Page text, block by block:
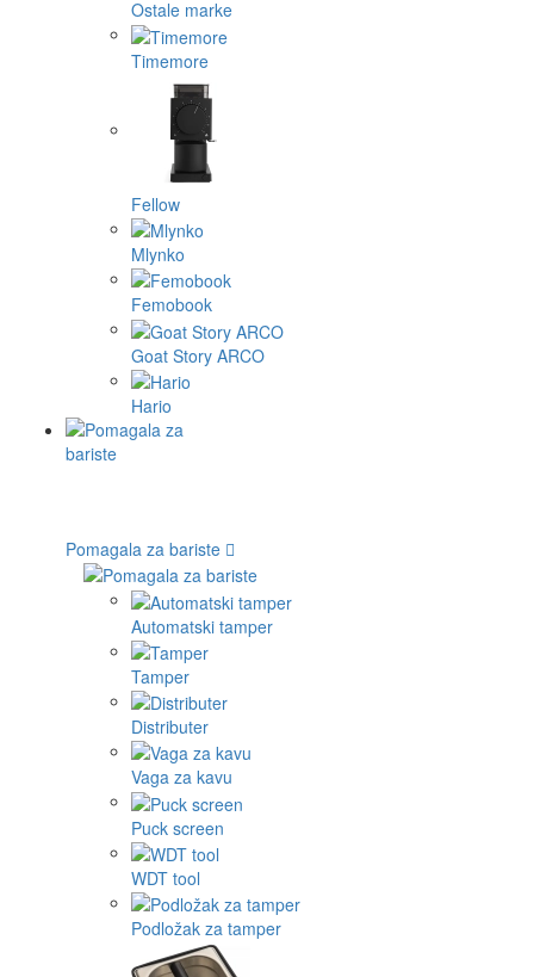
Ostale marke
Timemore
Fellow
Mlynko
Femobook
Goat Story ARCO
Hario
Pomagala za bariste
Automatski tamper
Tamper
Distributer
Vaga za kavu
Puck screen
WDT tool
Podložak za tamper